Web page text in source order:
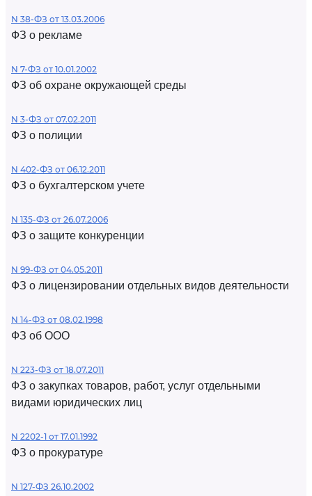
N 38-ФЗ от 13.03.2006
ФЗ о рекламе
N 7-ФЗ от 10.01.2002
ФЗ об охране окружающей среды
N 3-ФЗ от 07.02.2011
ФЗ о полиции
N 402-ФЗ от 06.12.2011
ФЗ о бухгалтерском учете
N 135-ФЗ от 26.07.2006
ФЗ о защите конкуренции
N 99-ФЗ от 04.05.2011
ФЗ о лицензировании отдельных видов деятельности
N 14-ФЗ от 08.02.1998
ФЗ об ООО
N 223-ФЗ от 18.07.2011
ФЗ о закупках товаров, работ, услуг отдельными
видами юридических лиц
N 2202-1 от 17.01.1992
ФЗ о прокуратуре
N 127-ФЗ 26.10.2002